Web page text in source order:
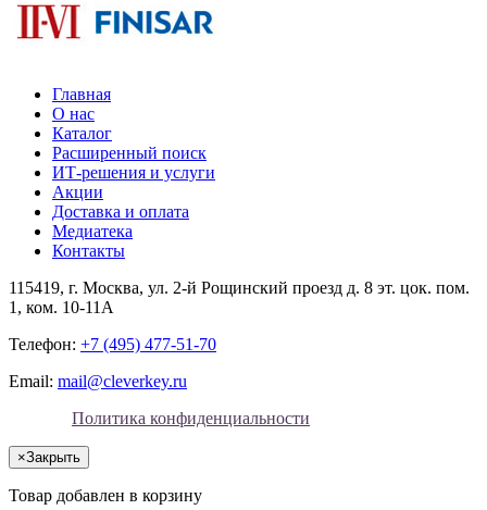
Главная
О нас
Каталог
Расширенный поиск
ИТ-решения и услуги
Акции
Доставка и оплата
Медиатека
Контакты
115419, г. Москва, ул. 2-й Рощинский проезд д. 8 эт. цок. пом.
1, ком. 10-11А
Телефон: +7 (495) 477-51-70
Email: mail@cleverkey.ru
Политика конфиденциальности
×Закрыть
Товар добавлен в корзину